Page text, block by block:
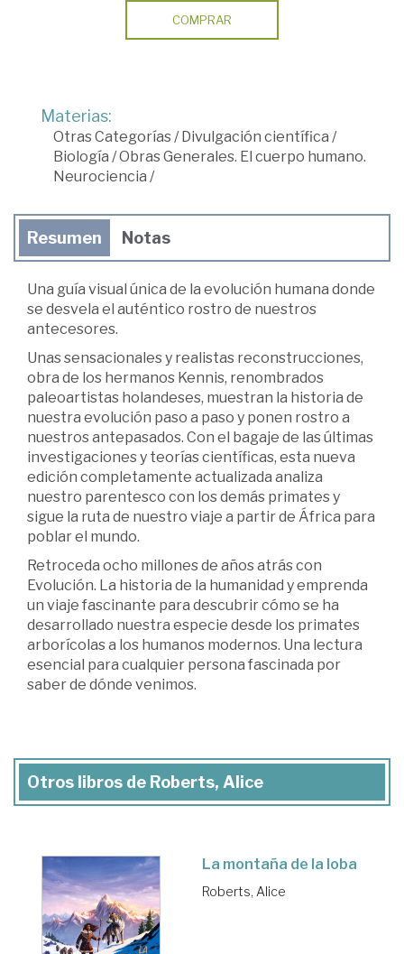
COMPRAR
Materias:
Otras Categorías/Divulgación científica /
Biología /Obras Generales. El cuerpo humano.
Neurociencia /
Resumen Notas
Una guía visual única de la evolución humana donde
se desvela el auténtico rostro de nuestros
antecesores.
Unas sensacionales y realistas reconstrucciones,
obra de los hermanos Kennis, renombrados
paleoartistas holandeses, muestran la historia de
nuestra evolución paso a paso y ponen rostro a
nuestros antepasados. Con el bagaje de las últimas
investigaciones y teorías científicas, esta nueva
edición completamente actualizada analiza
nuestro parentesco con los demás primates y
sigue la ruta de nuestro viaje a partir de África para
poblar el mundo.
Retroceda ocho millones de años atrás con
Evolución. La historia de la humanidad y emprenda
un viaje fascinante para descubrir cómo se ha
desarrollado nuestra especie desde los primates
arborícolas a los humanos modernos. Una lectura
esencial para cualquier persona fascinada por
saber de dónde venimos.
Otros libros de Roberts, Alice
La montaña de la loba
Roberts, Alice